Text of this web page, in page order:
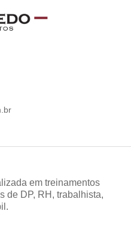
em treinamentos
de DP, RH, trabalhista,